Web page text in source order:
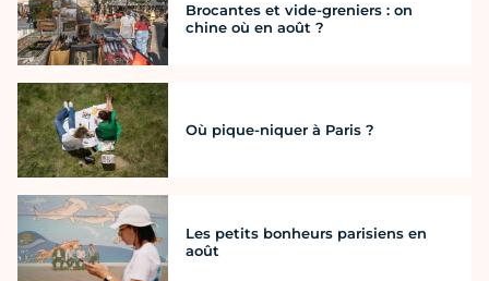
Brocantes et vide-greniers : on
chine où en août ?
Où pique-niquer à Paris ?
Les petits bonheurs parisiens en
août